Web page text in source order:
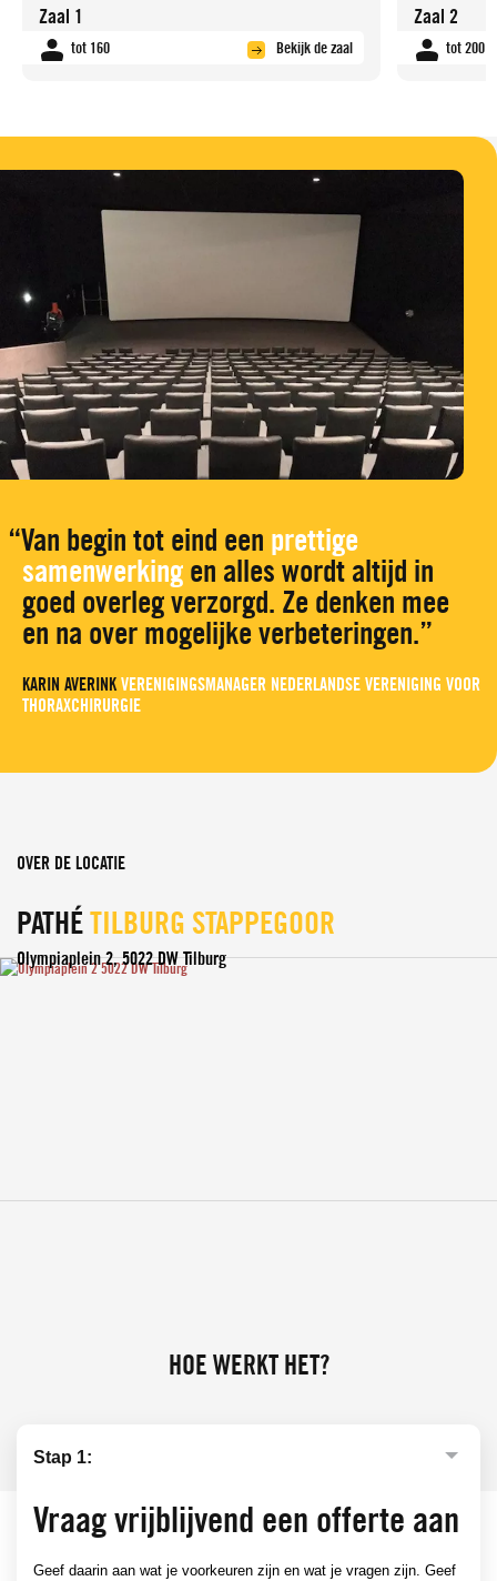
Zaal 1
tot 160 Bekijk de zaal
Zaal 2
tot 200
Van begin tot eind een prettige
samenwerking en alles wordt altijd in
goed overleg verzorgd. Ze denken mee
en na over mogelijke verbeteringen.
KARIN AVERINK VERENIGINGSMANAGER NEDERLANDSE VERENIGING VOOR
THORAXCHIRURGIE
OVER DE LOCATIE
PATHÉTILBURG STAPPEGOOR
Olympiaplein 2,5022 DW Tilburg
HOE WERKT HET?
Vraag vrijblijvend een offerte aan
Geef daarin aan wat je voorkeuren zijn en wat je vragen zijn. Geef